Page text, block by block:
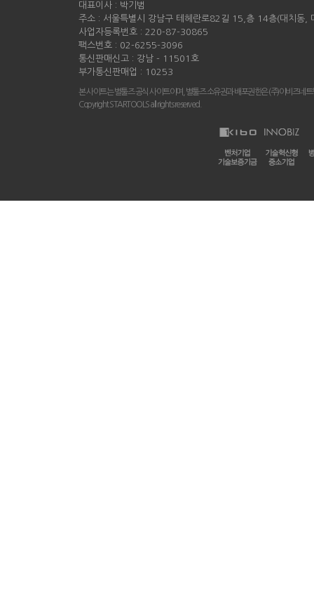
대표이사 : 박기범
주소 : 서울특별시 강남구 테헤란로82길 15,층 14층(대치동,
사업자등록번호 : 220-87-30865
팩스번호 : 02-6255-3096
통신판매신고 : 강남 - 11501호
부가통신판매업 : 10253
본 사이트는 별툴즈 공식 사이트이며, 별툴즈 소유권과 배포권한은 (주)이비즈네
Copyright STARTOOLS all rights reserved.